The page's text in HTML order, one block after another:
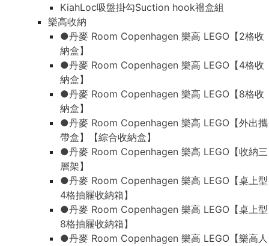
KiahLoc吸盤掛勾Suction hook禮盒組
樂高收納
●丹麥 Room Copenhagen 樂高 LEGO【2格收
納盒】
●丹麥 Room Copenhagen 樂高 LEGO【4格收
納盒】
●丹麥 Room Copenhagen 樂高 LEGO【8格收
納盒】
●丹麥 Room Copenhagen 樂高 LEGO【外出攜
帶盒】【綜合收納盒】
●丹麥 Room Copenhagen 樂高 LEGO【收納三
層架】
●丹麥 Room Copenhagen 樂高 LEGO【桌上型
4格抽屜收納箱】
●丹麥 Room Copenhagen 樂高 LEGO【桌上型
8格抽屜收納箱】
●丹麥 Room Copenhagen 樂高 LEGO【樂高人